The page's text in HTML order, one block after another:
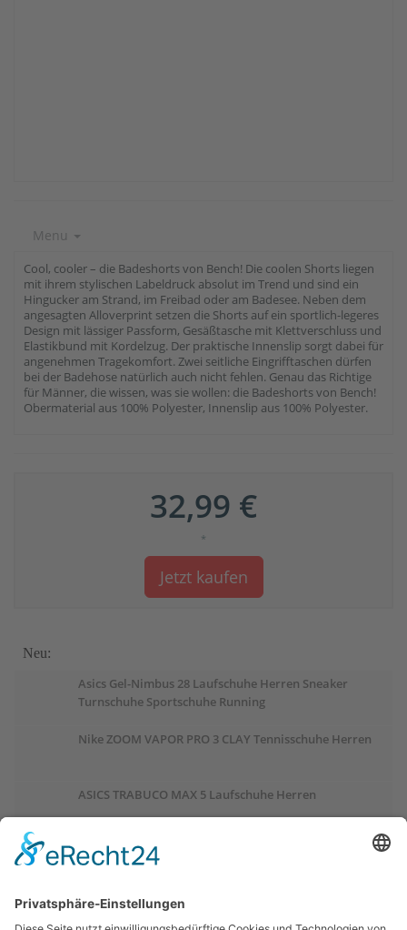
Menu
Cool, cooler – die Badeshorts von Bench! Die coolen Shorts liegen
mit ihrem stylischen Labeldruck absolut im Trend und sind ein
Hingucker am Strand, im Freibad oder am Badesee. Neben dem
angesagten Alloverprint setzen die Shorts auf ein sportlich-legeres
Design mit lässiger Passform, Gesäßtasche mit Klettverschluss und
Elastikbund mit Kordelzug. Der praktische Innenslip sorgt dabei für
angenehmen Tragekomfort. Zwei seitliche Eingrifftaschen dürfen
bei der Badehose natürlich auch nicht fehlen. Genau das Richtige
für Männer, die wissen, was sie wollen: die Badeshorts von Bench!
Obermaterial aus 100% Polyester, Innenslip aus 100% Polyester.
32,99 €
*
Jetzt kaufen
Neu:
Asics Gel-Nimbus 28 Laufschuhe Herren Sneaker
Turnschuhe Sportschuhe Running
Nike ZOOM VAPOR PRO 3 CLAY Tennisschuhe Herren
ASICS TRABUCO MAX 5 Laufschuhe Herren
ASICS GEL-PULSE 17 Laufschuhe Damen
Salomon OUTCHILL Winterschuhe Damen